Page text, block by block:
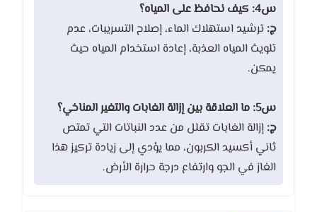
س4: كيف نحافظ على المياه؟
ج: ترشيد استهلاك الماء، إصلاح التسريبات، عدم
تلويث المياه العذبة، إعادة استخدام المياه حيث
يمكن.
س5: ما العلاقة بين إزالة الغابات والتغير المناخي؟
ج: إزالة الغابات تقلل من عدد النباتات التي تمتص
ثاني أكسيد الكربون، مما يؤدي إلى زيادة تركيز هذا
الغاز في الجو وارتفاع درجة حرارة الأرض.